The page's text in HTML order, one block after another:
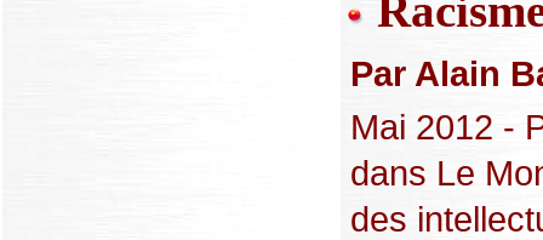
Par Alain
Mai 2012 -
dans Le
des